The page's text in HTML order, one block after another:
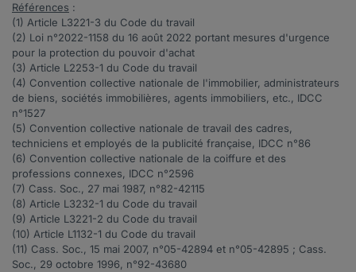
Références :
(1) Article L3221-3 du Code du travail
(2) Loi n°2022-1158 du 16 août 2022 portant mesures d'urgence
pour la protection du pouvoir d'achat
(3) Article L2253-1 du Code du travail
(4) Convention collective nationale de l'immobilier, administrateurs
de biens, sociétés immobilières, agents immobiliers, etc., IDCC
n°1527
(5) Convention collective nationale de travail des cadres,
techniciens et employés de la publicité française, IDCC n°86
(6) Convention collective nationale de la coiffure et des
professions connexes, IDCC n°2596
(7) Cass. Soc., 27 mai 1987, n°82-42115
(8) Article L3232-1 du Code du travail
(9) Article L3221-2 du Code du travail
(10) Article L1132-1 du Code du travail
(11) Cass. Soc., 15 mai 2007, n°05-42894 et n°05-42895 ; Cass.
Soc., 29 octobre 1996, n°92-43680